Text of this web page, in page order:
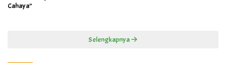
Cahaya”
Selengkapnya